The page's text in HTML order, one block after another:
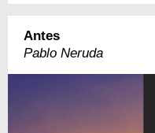
Antes
Pablo Neruda